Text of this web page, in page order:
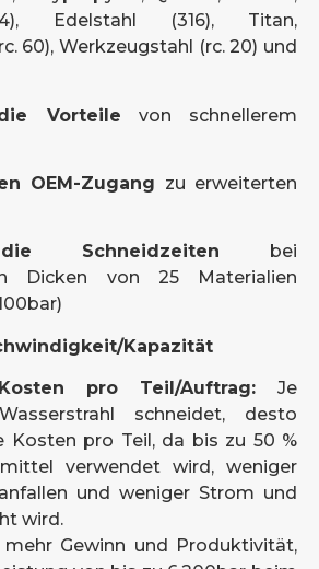
Edelstahl (316), Titan,
60), Werkzeugstahl (rc. 20) und
Vorteile von schnellerem
OEM-Zugang zu erweiterten
Schneidzeiten bei
Dicken von 25 Materialien
Kapazität
pro Teil/Auftrag: Je
schneidet, desto
Kosten pro Teil, da bis zu 50 %
verwendet wird, weniger
und weniger Strom und
wird.
Gewinn und Produktivität,